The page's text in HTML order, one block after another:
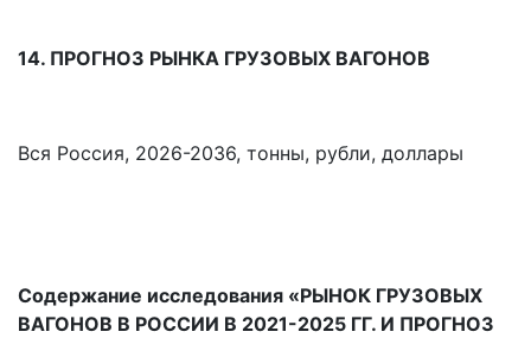
14. ПРОГНОЗ РЫНКА ГРУЗОВЫХ ВАГОНОВ
Вся Россия, 2026-2036, тонны, рубли, доллары
Содержание исследования «РЫНОК ГРУЗОВЫХ
ВАГОНОВ В РОССИИ В 2021-2025 ГГ. И ПРОГНОЗ